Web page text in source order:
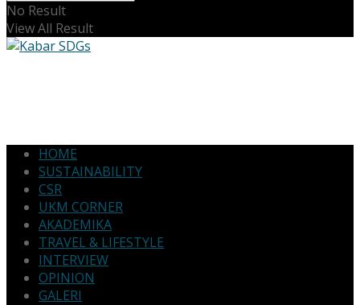
No Result
View All Result
HOME
SUSTAINABILITY
CSR
UKM CORNER
AKADEMIKA
TRAVEL & LIFESTYLE
INTERVIEW
OPINION
GALERI